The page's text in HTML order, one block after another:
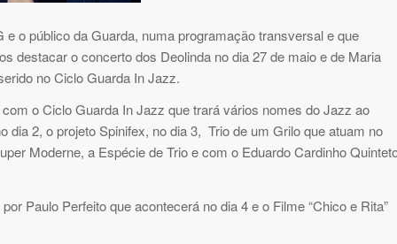
o público da Guarda, numa programação transversal e que
destacar o concerto dos Deolinda no dia 27 de maio e de Maria
no Ciclo Guarda In Jazz.
o Ciclo Guarda In Jazz que trará vários nomes do Jazz ao
2, o projeto Spinifex, no dia 3, Trio de um Grilo que atuam no
Moderne, a Espécie de Trio e com o Eduardo Cardinho
Paulo Perfeito que acontecerá no dia 4 e o Filme “Chico e Rita”